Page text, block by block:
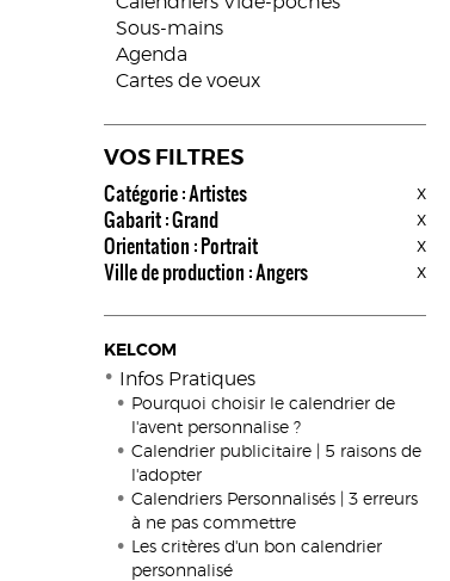
Sous-mains
Agenda
Cartes de voeux
VOS FILTRES
Catégorie : Artistes x
Gabarit : Grand x
Orientation : Portrait x
Ville de production : Angers x
KELCOM
Infos Pratiques
Pourquoi choisir le calendrier de
l'avent personnalise ?
Calendrier publicitaire | 5 raisons de
l'adopter
Calendriers Personnalisés | 3 erreurs
à ne pas commettre
Les critères d'un bon calendrier
personnalisé